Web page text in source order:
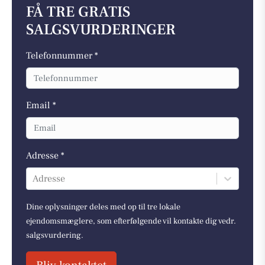
FÅ TRE GRATIS
SALGSVURDERINGER
Telefonnummer *
Email *
Adresse *
Adresse
Dine oplysninger deles med op til tre lokale
ejendomsmæglere, som efterfølgende vil kontakte dig vedr.
salgsvurdering.